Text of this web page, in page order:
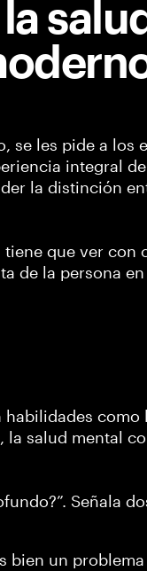
se les pide a los
integral
la distinción
que ver
de la persona
salud mental
Señala
bien un